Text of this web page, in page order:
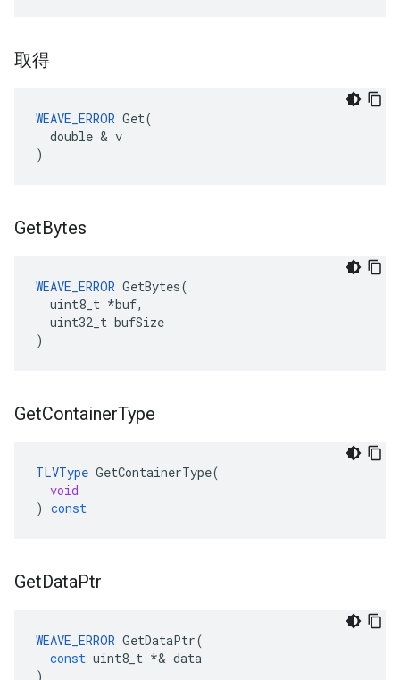
取得
WEAVE_ERROR Get(
  double & v
)
GetBytes
WEAVE_ERROR GetBytes(
  uint8_t *buf,
  uint32_t bufSize
)
GetContainerType
TLVType GetContainerType(
void
) const
GetDataPtr
WEAVE_ERROR GetDataPtr(
const uint8_t *& data
)